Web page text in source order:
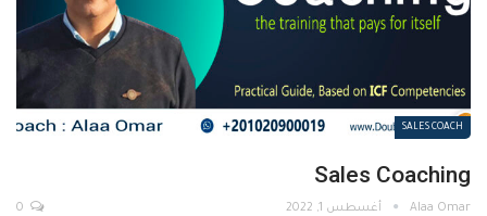
SALES COACH
Sales Coaching
أغسطس 1, 2022